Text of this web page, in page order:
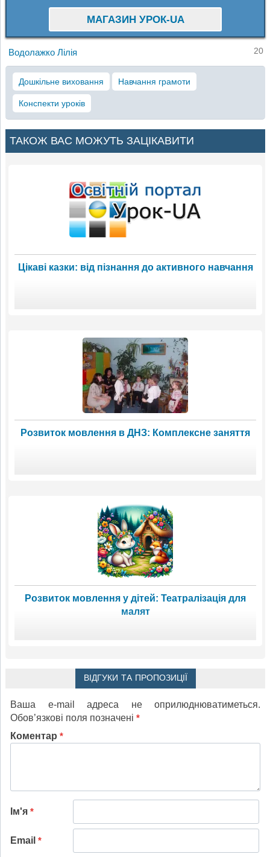
МАГАЗИН УРОК-UA
Водолажко Лілія 20
Дошкільне виховання Навчання грамоти
Конспекти уроків
ТАКОЖ ВАС МОЖУТЬ ЗАЦІКАВИТИ
Цікаві казки: від пізнання до активного навчання
Розвиток мовлення в ДНЗ: Комплексне заняття
Розвиток мовлення у дітей: Театралізація для
малят
ВІДГУКИ ТА ПРОПОЗИЦІЇ
Ваша e-mail адреса не оприлюднюватиметься.
Обов’язкові поля позначені *
Коментар *
Ім'я *
Email *